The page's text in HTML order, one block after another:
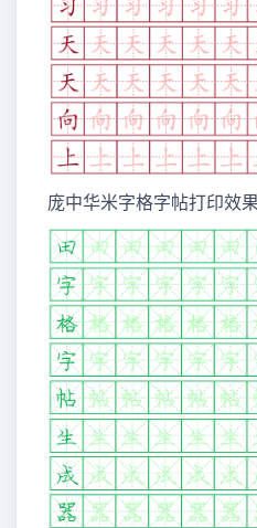
庞中华米字格字帖打印效